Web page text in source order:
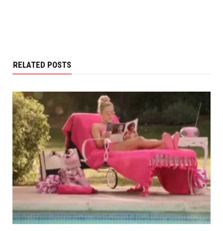
RELATED POSTS